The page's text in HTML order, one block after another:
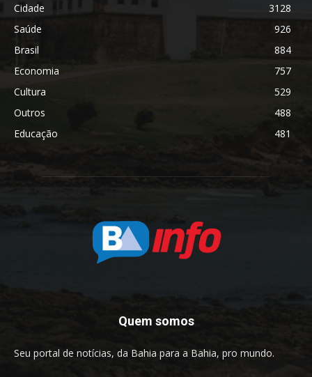
Cidade
3128
Saúde
926
Brasil
884
Economia
757
Cultura
529
Outros
488
Educação
481
Quem somos
Seu portal de notícias, da Bahia para a Bahia, pro mundo.